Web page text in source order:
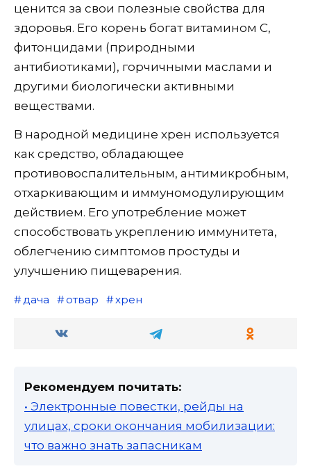
ценится за свои полезные свойства для
здоровья. Его корень богат витамином С,
фитонцидами (природными
антибиотиками), горчичными маслами и
другими биологически активными
веществами.
В народной медицине хрен используется
как средство, обладающее
противовоспалительным, антимикробным,
отхаркивающим и иммуномодулирующим
действием. Его употребление может
способствовать укреплению иммунитета,
облегчению симптомов простуды и
улучшению пищеварения.
дача отвар хрен
Рекомендуем почитать:
• Электронные повестки, рейды на
улицах, сроки окончания мобилизации:
что важно знать запасникам